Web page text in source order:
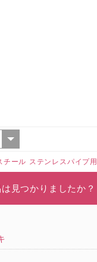
チール ステンレスパイプ用
見つかりましたか？